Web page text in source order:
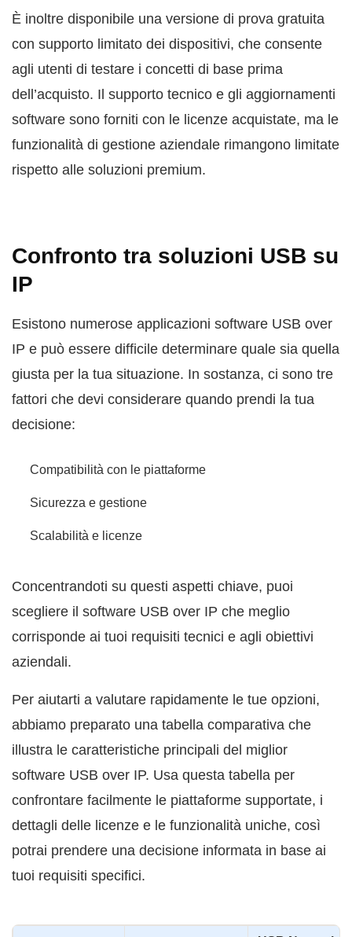
È inoltre disponibile una versione di prova gratuita
con supporto limitato dei dispositivi, che consente
agli utenti di testare i concetti di base prima
dell’acquisto. Il supporto tecnico e gli aggiornamenti
software sono forniti con le licenze acquistate, ma le
funzionalità di gestione aziendale rimangono limitate
rispetto alle soluzioni premium.
Confronto tra soluzioni USB su
IP
Esistono numerose applicazioni software USB over
IP e può essere difficile determinare quale sia quella
giusta per la tua situazione. In sostanza, ci sono tre
fattori che devi considerare quando prendi la tua
decisione:
Compatibilità con le piattaforme
Sicurezza e gestione
Scalabilità e licenze
Concentrandoti su questi aspetti chiave, puoi
scegliere il software USB over IP che meglio
corrisponde ai tuoi requisiti tecnici e agli obiettivi
aziendali.
Per aiutarti a valutare rapidamente le tue opzioni,
abbiamo preparato una tabella comparativa che
illustra le caratteristiche principali del miglior
software USB over IP. Usa questa tabella per
confrontare facilmente le piattaforme supportate, i
dettagli delle licenze e le funzionalità uniche, così
potrai prendere una decisione informata in base ai
tuoi requisiti specifici.